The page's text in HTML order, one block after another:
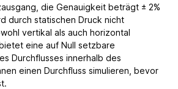
die Genauigkeit beträgt ± 2%
durch statischen Druck nicht
vertikal als auch horizontal
eine auf Null setzbare
Durchflusses innerhalb des
einen Durchfluss simulieren, bevor